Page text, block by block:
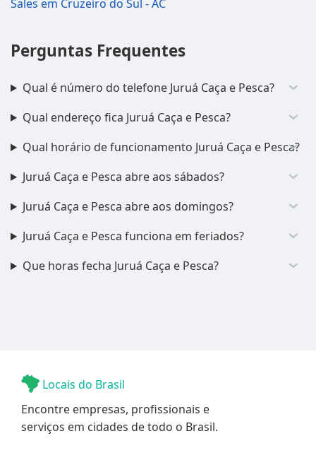
Sales em Cruzeiro do Sul - AC
Perguntas Frequentes
Qual é número do telefone Juruá Caça e Pesca?
Qual endereço fica Juruá Caça e Pesca?
Qual horário de funcionamento Juruá Caça e Pesca?
Juruá Caça e Pesca abre aos sábados?
Juruá Caça e Pesca abre aos domingos?
Juruá Caça e Pesca funciona em feriados?
Que horas fecha Juruá Caça e Pesca?
Locais do Brasil
Encontre empresas, profissionais e
serviços em cidades de todo o Brasil.